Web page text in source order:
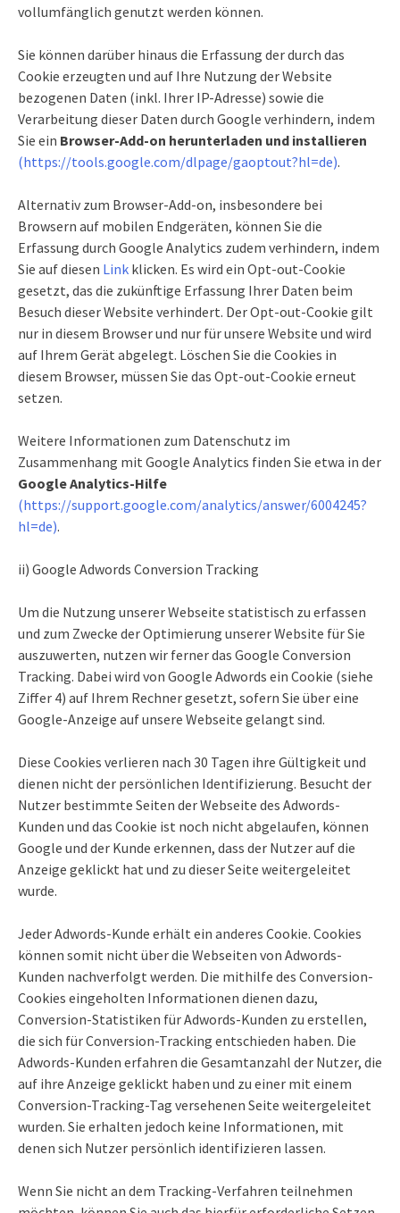
vollumfänglich genutzt werden können.
Sie können darüber hinaus die Erfassung der durch das
Cookie erzeugten und auf Ihre Nutzung der Website
bezogenen Daten (inkl. Ihrer IP-Adresse) sowie die
Verarbeitung dieser Daten durch Google verhindern, indem
Sie ein Browser-Add-on herunterladen und installieren
(https://tools.google.com/dlpage/gaoptout?hl=de).
Alternativ zum Browser-Add-on, insbesondere bei
Browsern auf mobilen Endgeräten, können Sie die
Erfassung durch Google Analytics zudem verhindern, indem
Sie auf diesen Link klicken. Es wird ein Opt-out-Cookie
gesetzt, das die zukünftige Erfassung Ihrer Daten beim
Besuch dieser Website verhindert. Der Opt-out-Cookie gilt
nur in diesem Browser und nur für unsere Website und wird
auf Ihrem Gerät abgelegt. Löschen Sie die Cookies in
diesem Browser, müssen Sie das Opt-out-Cookie erneut
setzen.
Weitere Informationen zum Datenschutz im
Zusammenhang mit Google Analytics finden Sie etwa in der
Google Analytics-Hilfe
(https://support.google.com/analytics/answer/6004245?
hl=de).
ii) Google Adwords Conversion Tracking
Um die Nutzung unserer Webseite statistisch zu erfassen
und zum Zwecke der Optimierung unserer Website für Sie
auszuwerten, nutzen wir ferner das Google Conversion
Tracking. Dabei wird von Google Adwords ein Cookie (siehe
Ziffer 4) auf Ihrem Rechner gesetzt, sofern Sie über eine
Google-Anzeige auf unsere Webseite gelangt sind.
Diese Cookies verlieren nach 30 Tagen ihre Gültigkeit und
dienen nicht der persönlichen Identifizierung. Besucht der
Nutzer bestimmte Seiten der Webseite des Adwords-
Kunden und das Cookie ist noch nicht abgelaufen, können
Google und der Kunde erkennen, dass der Nutzer auf die
Anzeige geklickt hat und zu dieser Seite weitergeleitet
wurde.
Jeder Adwords-Kunde erhält ein anderes Cookie. Cookies
können somit nicht über die Webseiten von Adwords-
Kunden nachverfolgt werden. Die mithilfe des Conversion-
Cookies eingeholten Informationen dienen dazu,
Conversion-Statistiken für Adwords-Kunden zu erstellen,
die sich für Conversion-Tracking entschieden haben. Die
Adwords-Kunden erfahren die Gesamtanzahl der Nutzer, die
auf ihre Anzeige geklickt haben und zu einer mit einem
Conversion-Tracking-Tag versehenen Seite weitergeleitet
wurden. Sie erhalten jedoch keine Informationen, mit
denen sich Nutzer persönlich identifizieren lassen.
Wenn Sie nicht an dem Tracking-Verfahren teilnehmen